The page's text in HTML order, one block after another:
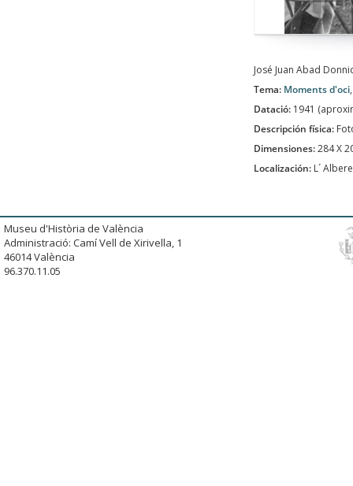
José Juan Abad
Tema: Moments d'oci
Datació: 1941
Descripción física:
Dimensiones:284 X
Localización: L´
Museu d'Història de València
Administració: Camí Vell de Xirivella, 1
46014 València
96.370.11.05